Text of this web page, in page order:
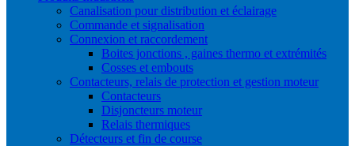
Canalisation pour distribution et éclairage
Commande et signalisation
Connexion et raccordement
Boites jonctions , gaines thermo et extrémités
Cosses et embouts
Contacteurs, relais de protection et gestion moteur
Contacteurs
Disjoncteurs moteur
Relais thermiques
Détecteurs et fin de course